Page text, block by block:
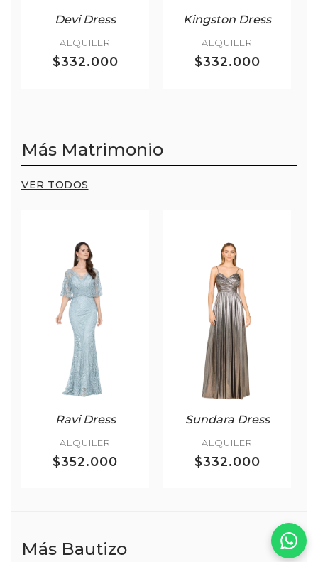
Devi Dress
ALQUILER
$332.000
Kingston Dress
ALQUILER
$332.000
Más Matrimonio
VER TODOS
Ravi Dress
ALQUILER
$352.000
Sundara Dress
ALQUILER
$332.000
Más Bautizo